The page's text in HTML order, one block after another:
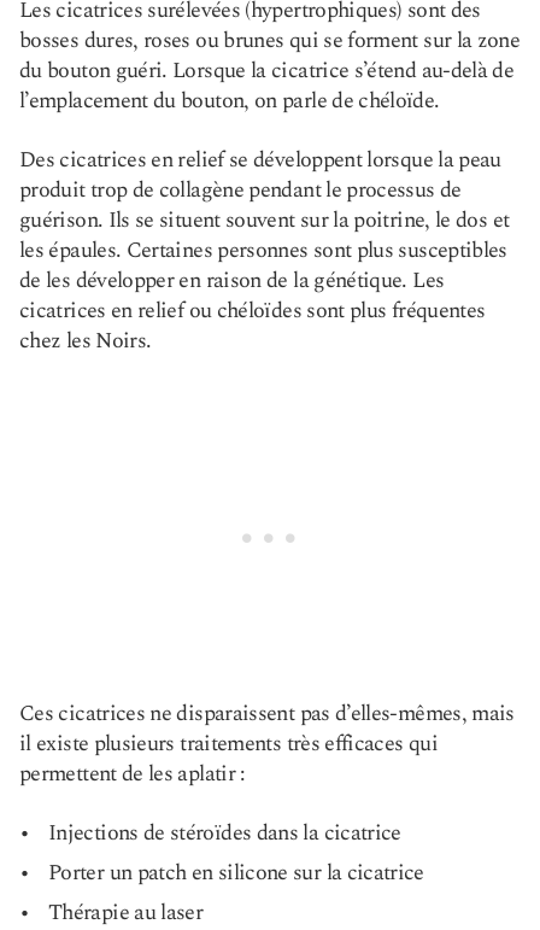
Les cicatrices surélevées (hypertrophiques) sont des
bosses dures, roses ou brunes qui se forment sur la zone
du bouton guéri. Lorsque la cicatrice s’étend au-delà de
l’emplacement du bouton, on parle de chéloïde.
Des cicatrices en relief se développent lorsque la peau
produit trop de collagène pendant le processus de
guérison. Ils se situent souvent sur la poitrine, le dos et
les épaules. Certaines personnes sont plus susceptibles
de les développer en raison de la génétique. Les
cicatrices en relief ou chéloïdes sont plus fréquentes
chez les Noirs.
Ces cicatrices ne disparaissent pas d’elles-mêmes, mais
il existe plusieurs traitements très efficaces qui
permettent de les aplatir :
Injections de stéroïdes dans la cicatrice
Porter un patch en silicone sur la cicatrice
Thérapie au laser